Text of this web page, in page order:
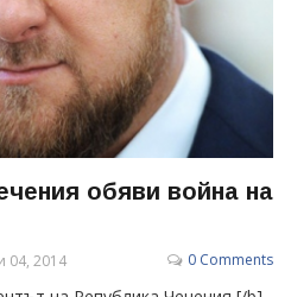
обяви война на
04, 2014 0 Comments